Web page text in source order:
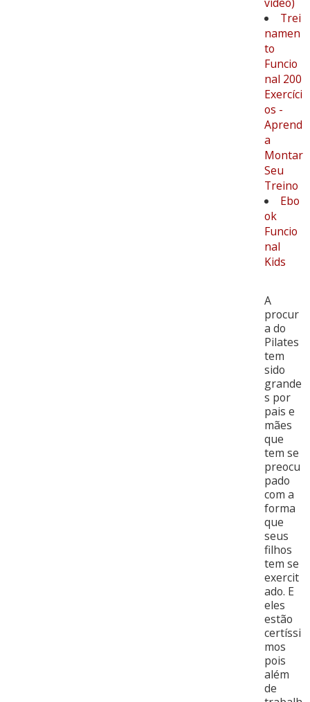
Trei
namen
to
Funcio
nal 200
Exercíci
os -
Aprend
a
Montar
Seu
Treino
Ebo
ok
Funcio
nal
Kids
A
procur
a do
Pilates
tem
sido
grande
s por
pais e
mães
que
tem se
preocu
pado
com a
forma
que
seus
filhos
tem se
exercit
ado. E
eles
estão
certíssi
mos
pois
além
de